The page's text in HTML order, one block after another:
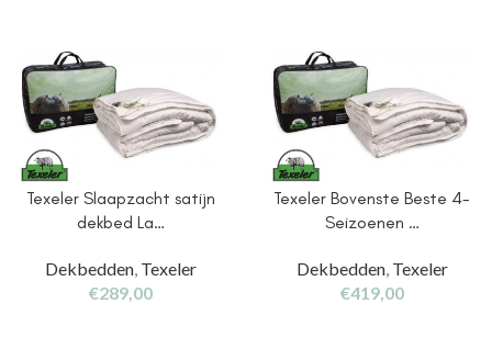
Texeler Slaapzacht satijn
dekbed La…
Dekbedden, Texeler
€289,00
Texeler Bovenste Beste 4-
Seizoenen …
Dekbedden, Texeler
€419,00